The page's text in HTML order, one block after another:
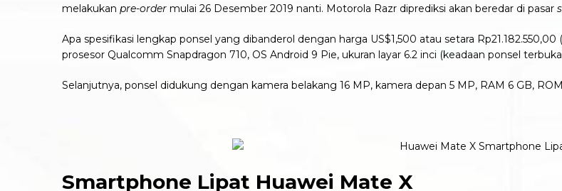
melakukan pre-order mulai 26 Desember 2019 nanti. Motorola Razr diprediksi akan beredar di pasar
Apa spesifikasi lengkap ponsel yang dibanderol dengan harga US$1,500 atau setara Rp21.182.550,00
prosesor Qualcomm Snapdragon 710, OS Android 9 Pie, ukuran layar 6.2 inci (keadaan ponsel
Selanjutnya, ponsel didukung dengan kamera belakang 16 MP, kamera depan 5 MP, RAM 6 GB,
Smartphone Lipat Huawei Mate X